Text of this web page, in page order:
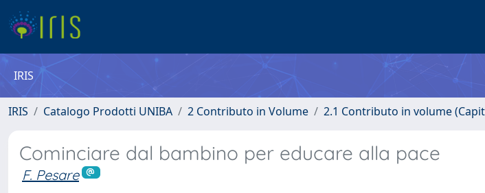
IRIS
IRIS Catalogo Prodotti UNIBA 2 Contributo in Volume 2.1 Contributo in volume
Cominciare dal bambino per educare alla pace
F. Pesare